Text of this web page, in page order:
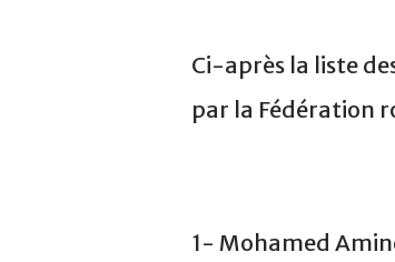
Ci-après la liste
par la Fédération
1- Mohamed